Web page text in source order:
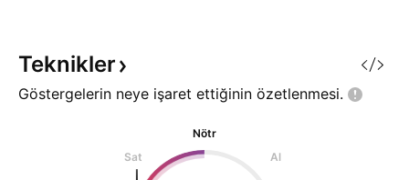
inşa edilen, saykodelik destekli
psikiyatri alanında lider klinik
aşama şirket
Teknikler
Göstergelerin neye işaret ettiğinin özetlenmesi.
Nötr
Sat
Al